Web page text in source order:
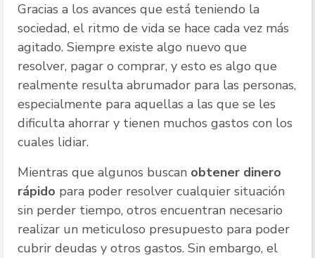
Gracias a los avances que está teniendo la
sociedad, el ritmo de vida se hace cada vez más
agitado. Siempre existe algo nuevo que
resolver, pagar o comprar, y esto es algo que
realmente resulta abrumador para las personas,
especialmente para aquellas a las que se les
dificulta ahorrar y tienen muchos gastos con los
cuales lidiar.
Mientras que algunos buscan obtener dinero
rápido para poder resolver cualquier situación
sin perder tiempo, otros encuentran necesario
realizar un meticuloso presupuesto para poder
cubrir deudas y otros gastos. Sin embargo, el